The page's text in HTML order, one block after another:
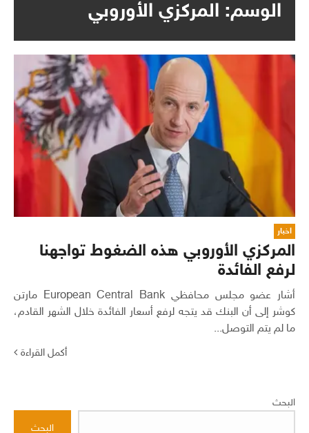
الوسم: المركزي الأوروبي
اخبار
المركزي الأوروبي هذه الضغوط تواجهنا
لرفع الفائدة
أشار عضو مجلس محافظي European Central Bank مارتن
كوشر إلى أن البنك قد يتجه لرفع أسعار الفائدة خلال الشهر القادم،
ما لم يتم التوصل...
أكمل القراءة
البحث
البحث